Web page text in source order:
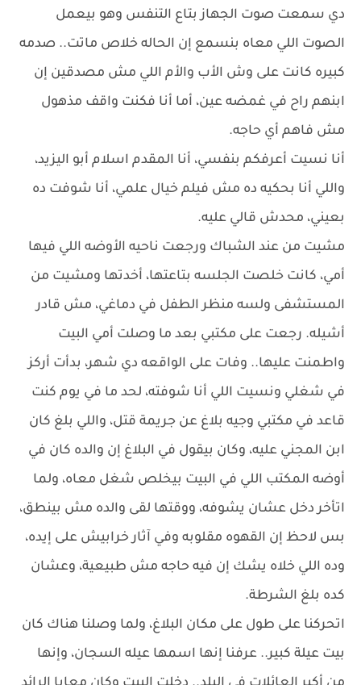
دي سمعت صوت الجهاز بتاع التنفس وهو بيعمل
الصوت اللي معاه بنسمع إن الحاله خلاص ماتت.. صدمه
كبيره كانت على وش الأب والأم اللي مش مصدقين إن
ابنهم راح في غمضه عين، أما أنا فكنت واقف مذهول
مش فاهم أي حاجه.
أنا نسيت أعرفكم بنفسي، أنا المقدم اسلام أبو اليزيد،
واللي أنا بحكيه ده مش فيلم خيال علمي، أنا شوفت ده
بعيني، محدش قالي عليه.
مشيت من عند الشباك ورجعت ناحيه الأوضه اللي فيها
أمي، كانت خلصت الجلسه بتاعتها، أخدتها ومشيت من
المستشفى ولسه منظر الطفل في دماغي، مش قادر
أشيله. رجعت على مكتبي بعد ما وصلت أمي البيت
واطمنت عليها.. وفات على الواقعه دي شهر، بدأت أركز
في شغلي ونسيت اللي أنا شوفته، لحد ما في يوم كنت
قاعد في مكتبي وجيه بلاغ عن جريمة قتل، واللي بلغ كان
ابن المجني عليه، وكان بيقول في البلاغ إن والده كان في
أوضه المكتب اللي في البيت بيخلص شغل معاه، ولما
اتأخر دخل عشان يشوفه، ووقتها لقى والده مش بينطق،
بس لاحظ إن القهوه مقلوبه وفي آثار خرابيش على إيده،
وده اللي خلاه يشك إن فيه حاجه مش طبيعية، وعشان
كده بلغ الشرطة.
اتحركنا على طول على مكان البلاغ، ولما وصلنا هناك كان
بيت عيلة كبير.. عرفنا إنها اسمها عيله السجان، وإنها